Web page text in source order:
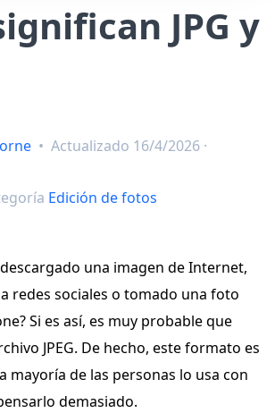
JPG y
• Actualizado 16/4/2026 ·
Edición de fotos
una imagen de Internet,
redes sociales o tomado una foto
Si es así, es muy probable que
JPEG. De hecho, este formato es
mayoría de las personas lo usa con
demasiado.